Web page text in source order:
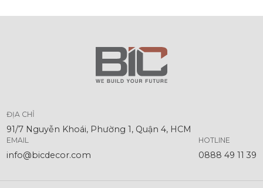
ĐỊA CHỈ
91/7 Nguyễn Khoái, Phường 1, Quận 4, HCM
EMAIL
info@bicdecor.com
HOTLINE
0888 49 11 39